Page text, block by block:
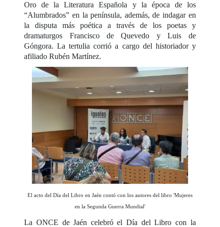
Oro de la Literatura Española y la época de los
“Alumbrados” en la península, además, de indagar en
la disputa más poética a través de los poetas y
dramaturgos Francisco de Quevedo y Luis de
Góngora. La tertulia corrió a cargo del historiador y
afiliado Rubén Martínez.
El acto del Día del Libro en Jaén contó con los autores del libro 'Mujeres
en la Segunda Guerra Mundial'
La ONCE de Jaén celebró el Día del Libro con la